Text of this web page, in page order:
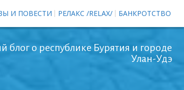
И ПОВЕСТИ РЕЛАКС /RELAX/ БАНКРОТСТВО
блог о республике Бурятия и городе
Улан-Удэ